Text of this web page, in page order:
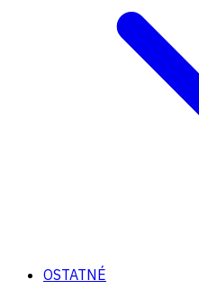
OSTATNÉ